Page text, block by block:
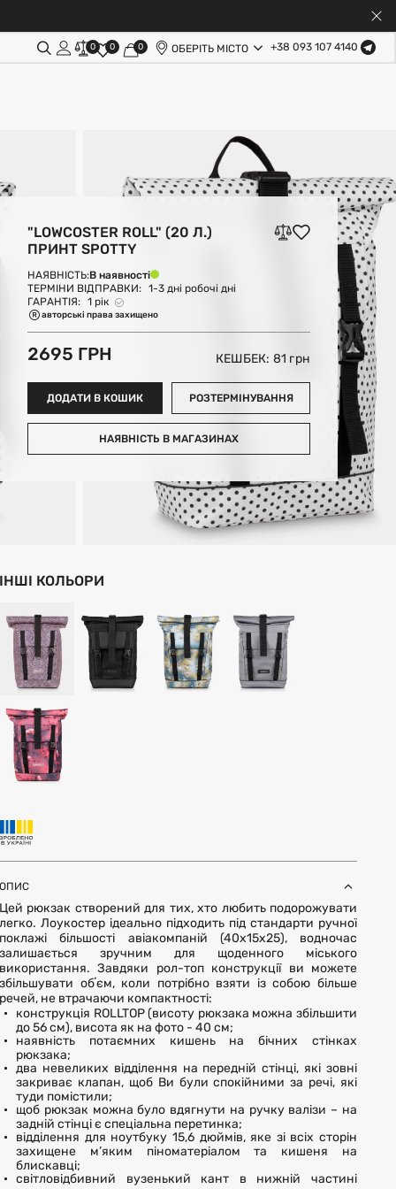
0 0 0 ОБЕРІТЬ МІСТО +38 093 107 4140
"LOWCOSTER ROLL" (20 Л.)
ПРИНТ SPOTTY
НАЯВНІСТЬ:В наявності
ТЕРМІНИ ВІДПРАВКИ: 1-3 дні робочі дні
ГАРАНТІЯ: 1 рік
авторські права захищено
2695 ГРН КЕШБЕК: 81 грн
ДОДАТИ В КОШИК РОЗТЕРМІНУВАННЯ
НАЯВНІСТЬ В МАГАЗИНАХ
ІНШІ КОЛЬОРИ
ОПИС
Цей рюкзак створений для тих, хто любить подорожувати
легко. Лоукостер ідеально підходить під стандарти ручної
поклажі більшості авіакомпаній (40x15x25), водночас
залишається зручним для щоденного міського
використання. Завдяки рол-топ конструкції ви можете
збільшувати обʼєм, коли потрібно взяти із собою більше
речей, не втрачаючи компактності:
конструкція ROLLTOP (висоту рюкзака можна збільшити
до 56 см), висота як на фото - 40 см;
наявність потаємних кишень на бічних стінках
рюкзака;
два невеликих відділення на передній стінці, які зовні
закриває клапан, щоб Ви були спокійними за речі, які
туди помістили;
щоб рюкзак можна було вдягнути на ручку валізи – на
задній стінці є спеціальна перетинка;
відділення для ноутбуку 15,6 дюймів, яке зі всіх сторін
захищене м’яким піноматеріалом та кишеня на
блискавці;
світловідбивний вузенький кант в нижній частині